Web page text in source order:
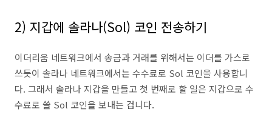
2) 지갑에 솔라나(Sol) 코인 전송하기
이더리움 네트워크에서 송금과 거래를 위해서는 이더를 가스로
쓰듯이 솔라나 네트워크에서는 수수료로 Sol 코인을 사용합니
다. 그래서 솔라나 지갑을 만들고 첫 번째로 할 일은 지갑으로 수
수료로 쓸 Sol 코인을 보내는 겁니다.